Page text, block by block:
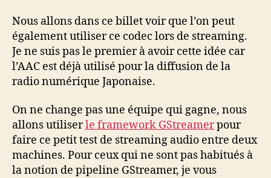
Nous allons dans ce billet voir que l’on peut
également utiliser ce codec lors de streaming.
Je ne suis pas le premier à avoir cette idée car
l’AAC est déjà utilisé pour la diffusion de la
radio numérique Japonaise.
On ne change pas une équipe qui gagne, nous
allons utiliserle framework GStreamerpour
faire ce petit test de streaming audio entre deux
machines. Pour ceux qui ne sont pas habitués à
la notion de pipeline GStreamer, je vous